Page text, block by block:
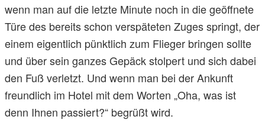
wenn man auf die letzte Minute noch in die geöffnete
Türe des bereits schon verspäteten Zuges springt, der
einem eigentlich pünktlich zum Flieger bringen sollte
und über sein ganzes Gepäck stolpert und sich dabei
den Fuß verletzt. Und wenn man bei der Ankunft
freundlich im Hotel mit dem Worten „Oha, was ist
denn Ihnen passiert?“ begrüßt wird.